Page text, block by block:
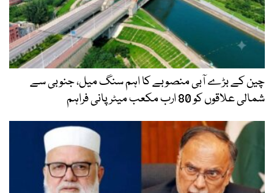
چین کے بڑے آبی منصوبے کا اہم سنگ میل، جنوبی سے
شمالی علاقوں کو 80 ارب مکعب میٹر پانی فراہم